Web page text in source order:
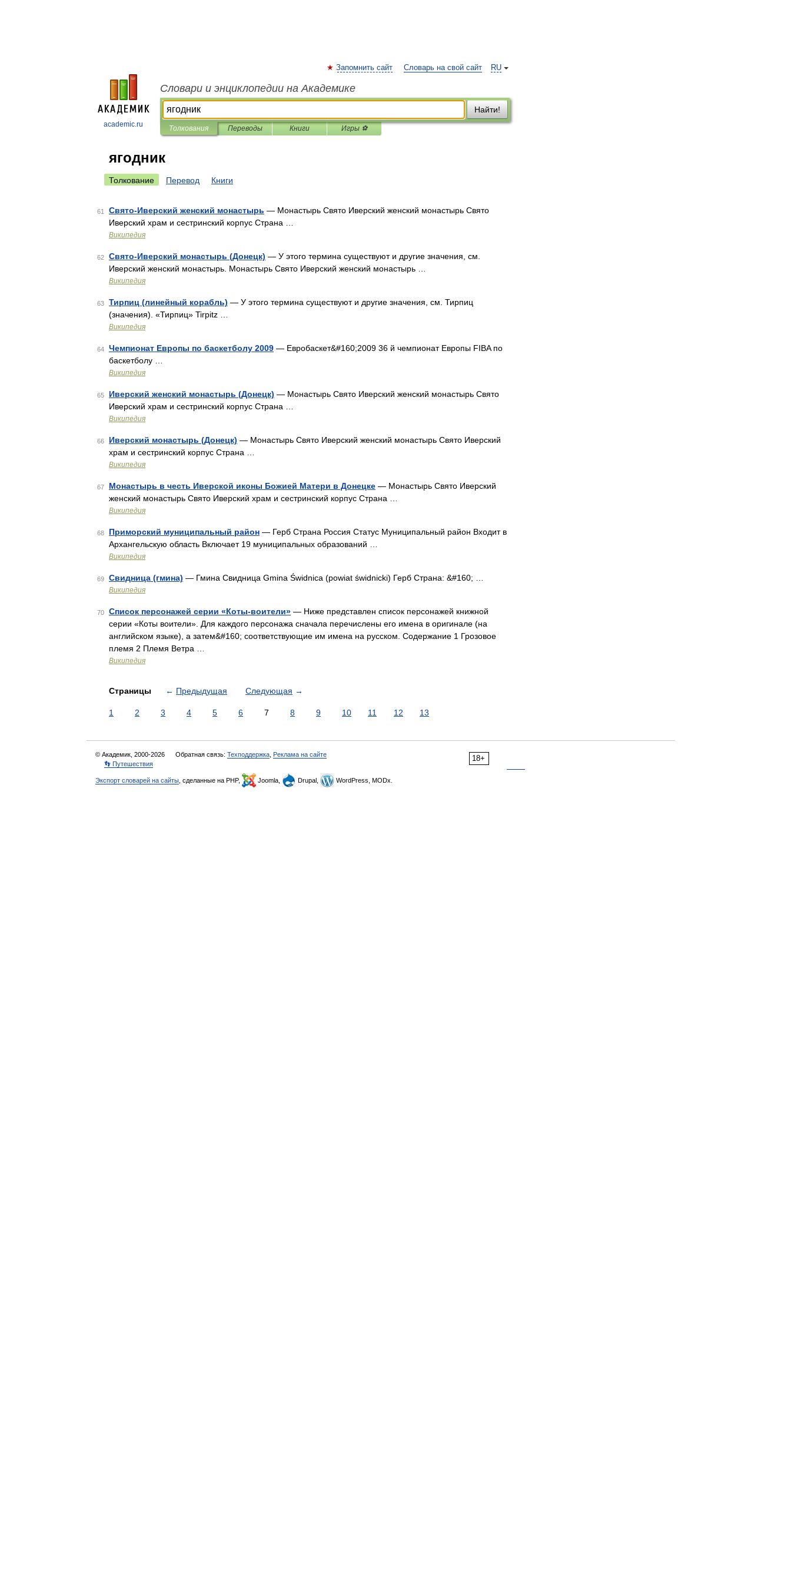
academic.ru
RU
Запомнить сайт Словарь на свой сайт
Словари и энциклопедии на Академике
Найти!
Толкования Переводы Книги Игры ⚽
ягодник
Толкование Перевод Книги
61 Свято-Иверский женский монастырь — Монастырь Свято Иверский женский монастырь Свято
Иверский храм и сестринский корпус Страна …
Википедия
62 Свято-Иверский монастырь (Донецк) — У этого термина существуют и другие значения, см.
Иверский женский монастырь. Монастырь Свято Иверский женский монастырь …
Википедия
63 Тирпиц (линейный корабль) — У этого термина существуют и другие значения, см. Тирпиц
(значения). «Тирпиц» Tirpitz …
Википедия
64 Чемпионат Европы по баскетболу 2009 — Евробаскет&#160;2009 36 й чемпионат Европы FIBA по
баскетболу …
Википедия
65 Иверский женский монастырь (Донецк) — Монастырь Свято Иверский женский монастырь Свято
Иверский храм и сестринский корпус Страна …
Википедия
66 Иверский монастырь (Донецк) — Монастырь Свято Иверский женский монастырь Свято Иверский
храм и сестринский корпус Страна …
Википедия
67 Монастырь в честь Иверской иконы Божией Матери в Донецке — Монастырь Свято Иверский
женский монастырь Свято Иверский храм и сестринский корпус Страна …
Википедия
68 Приморский муниципальный район — Герб Страна Россия Статус Муниципальный район Входит в
Архангельскую область Включает 19 муниципальных образований …
Википедия
69 Свидница (гмина) — Гмина Свидница Gmina Świdnica (powiat świdnicki) Герб Страна: &#160; …
Википедия
70 Список персонажей серии «Коты-воители» — Ниже представлен список персонажей книжной
серии «Коты воители». Для каждого персонажа сначала перечислены его имена в оригинале (на
английском языке), а затем&#160; соответствующие им имена на русском. Содержание 1 Грозовое
племя 2 Племя Ветра …
Википедия
Страницы ← Предыдущая Следующая →
1 2 3 4 5 6 7 8 9 10 11 12 13
18+
© Академик, 2000-2026 Обратная связь: Техподдержка Реклама на сайте
👣 Путешествия
Экспорт словарей на сайты , сделанные на PHP, Joomla, Drupal, WordPress, MODx.